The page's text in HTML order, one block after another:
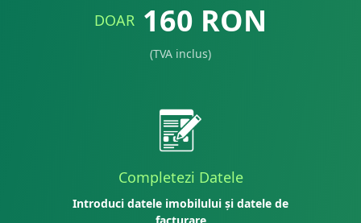
DOAR 160 RON
(TVA inclus)
Completezi Datele
Introduci datele imobilului și datele de